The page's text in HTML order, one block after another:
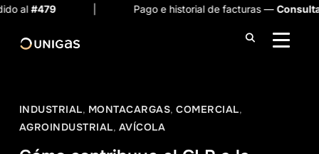
| Pago e historial de facturas —Consulta aquí
INDUSTRIAL, MONTACARGAS,COMERCIAL,
AGROINDUSTRIAL, AVÍCOLA